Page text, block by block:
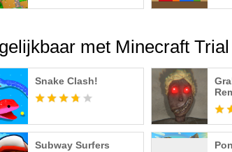
met Minecraft Trial
Snake Clash!
Subway Surfers